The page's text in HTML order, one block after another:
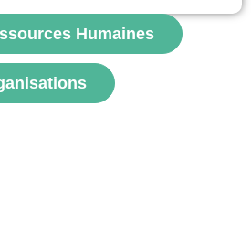
Humaines